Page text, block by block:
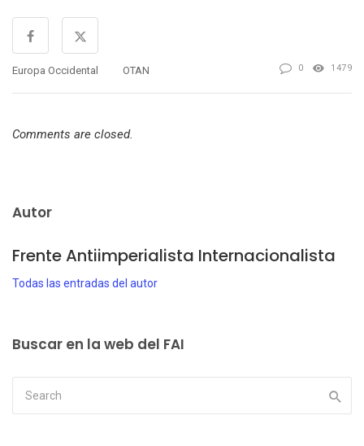
Europa Occidental OTAN 0 1479
Comments are closed.
Autor
Frente Antiimperialista Internacionalista
Todas las entradas del autor
Buscar en la web del FAI